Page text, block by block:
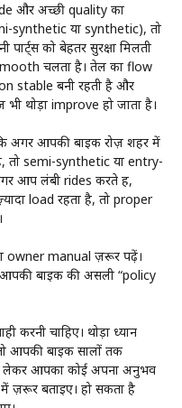
और अच्छी quality का
synthetic या synthetic), तो
को बेहतर सुरक्षा मिलती
चलता है। तेल का flow
stable बनी रहती है और
भी थोड़ा improve हो जाता है।
अगर आपकी बाइक रोज़ शहर में
semi-synthetic या entry-
आप लंबी rides करते हैं,
load रहता है, तो proper
owner manual ज़रूर पढ़ें।
आपकी बाइक की असली “policy
करनी चाहिए। थोड़ा ध्यान
आपकी बाइक सालों तक
आपका कोई अपना अनुभव
में ज़रूर बताइए। हो सकता है